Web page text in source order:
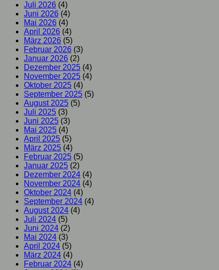
Juli 2026 (4)
Juni 2026 (4)
Mai 2026 (4)
April 2026 (4)
März 2026 (5)
Februar 2026 (3)
Januar 2026 (2)
Dezember 2025 (4)
November 2025 (4)
Oktober 2025 (4)
September 2025 (5)
August 2025 (5)
Juli 2025 (3)
Juni 2025 (3)
Mai 2025 (4)
April 2025 (5)
März 2025 (4)
Februar 2025 (5)
Januar 2025 (2)
Dezember 2024 (4)
November 2024 (4)
Oktober 2024 (4)
September 2024 (4)
August 2024 (4)
Juli 2024 (5)
Juni 2024 (2)
Mai 2024 (3)
April 2024 (5)
März 2024 (4)
Februar 2024 (4)